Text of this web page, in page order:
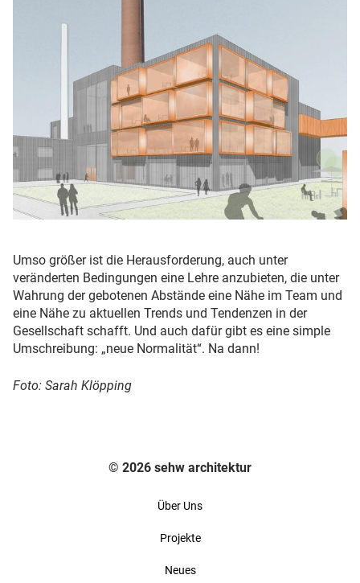
Umso größer ist die Herausforderung, auch unter
veränderten Bedingungen eine Lehre anzubieten, die unter
Wahrung der gebotenen Abstände eine Nähe im Team und
eine Nähe zu aktuellen Trends und Tendenzen in der
Gesellschaft schafft. Und auch dafür gibt es eine simple
Umschreibung: „neue Normalität“. Na dann!
Foto: Sarah Klöpping
© 2026 sehw architektur
Über Uns
Projekte
Neues